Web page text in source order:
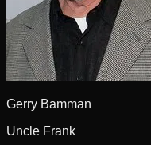
Gerry Bamman
Uncle Frank